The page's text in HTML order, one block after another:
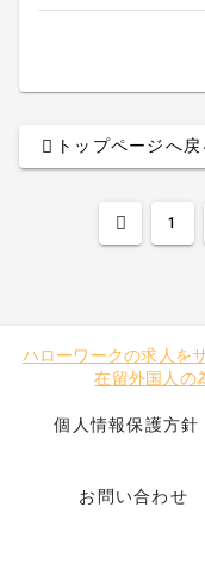
トップページへ戻
1
ハローワークの求人を
在留外国人の
個人情報保護方針
お問い合わせ